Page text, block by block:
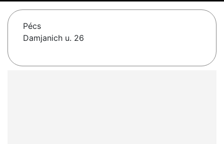
Pécs
Damjanich u. 26